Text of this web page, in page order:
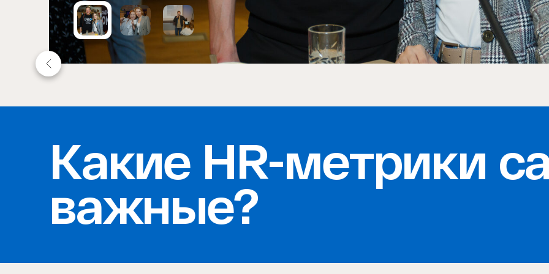
Item
1
3
Какие HR-метрики
важные?